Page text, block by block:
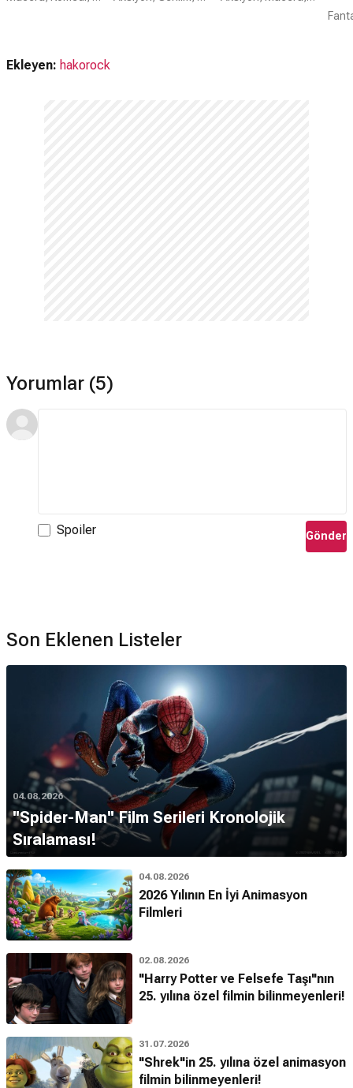
Ekleyen: hakorock
Yorumlar (5)
Spoiler Gönder
Son Eklenen Listeler
04.08.2026
''Spider-Man'' Film Serileri Kronolojik
Sıralaması!
04.08.2026
2026 Yılının En İyi Animasyon
Filmleri
02.08.2026
"Harry Potter ve Felsefe Taşı"nın
25. yılına özel filmin bilinmeyenleri!
31.07.2026
"Shrek"in 25. yılına özel animasyon
filmin bilinmeyenleri!